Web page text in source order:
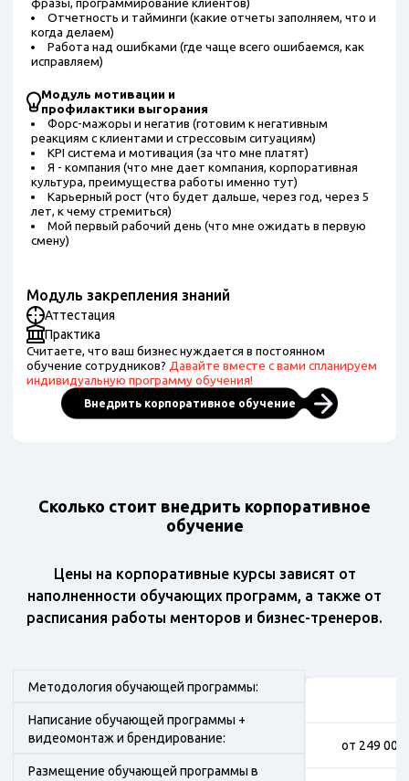
Отчетность и тайминги (какие отчеты заполняем, что и
когда делаем)
Работа над ошибками (где чаще всего ошибаемся, как
исправляем)
Модуль мотивации и
профилактики выгорания
Форс-мажоры и негатив (готовим к негативным
реакциям с клиентами и стрессовым ситуациям)
KPI система и мотивация (за что мне платят)
Я - компания (что мне дает компания, корпоративная
культура, преимущества работы именно тут)
Карьерный рост (что будет дальше, через год, через 5
лет, к чему стремиться)
Мой первый рабочий день (что мне ожидать в первую
смену)
Модуль закрепления знаний
Аттестация
Практика
Считаете, что ваш бизнес нуждается в постоянном
обучение сотрудников? Давайте вместе с вами спланируем
индивидуальную программу обучения!
Внедрить корпоративное обучение
Сколько стоит внедрить корпоративное
обучение
Цены на корпоративные курсы зависят от
наполненности обучающих программ, а также от
расписания работы менторов и бизнес-тренеров.
Методология обучающей программы:
Написание обучающей программы +
видеомонтаж и брендирование:
Размещение обучающей программы в
от 249